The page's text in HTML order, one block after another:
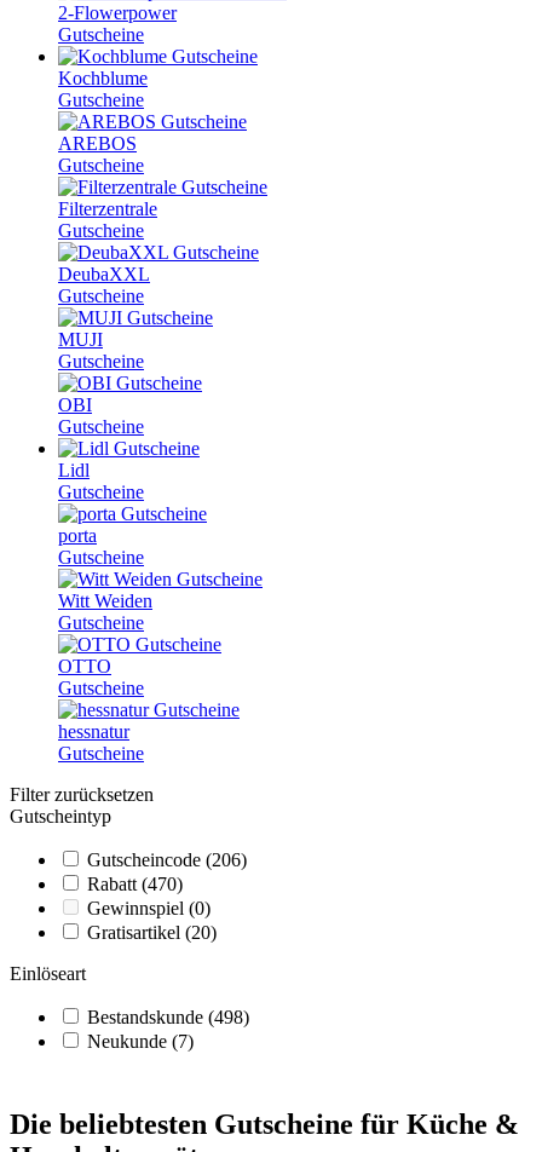
2-Flowerpower
Gutscheine
Kochblume
Gutscheine
AREBOS
Gutscheine
Filterzentrale
Gutscheine
DeubaXXL
Gutscheine
MUJI
Gutscheine
OBI
Gutscheine
Lidl
Gutscheine
porta
Gutscheine
Witt Weiden
Gutscheine
OTTO
Gutscheine
hessnatur
Gutscheine
Filter zurücksetzen
Gutscheintyp
Gutscheincode (206)
Rabatt (470)
Gewinnspiel (0)
Gratisartikel (20)
Einlöseart
Bestandskunde (498)
Neukunde (7)
Die beliebtesten Gutscheine für Küche &